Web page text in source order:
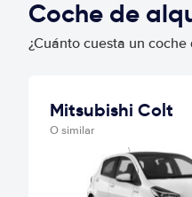
Coche de
¿Cuánto cuesta un
Mitsubishi Colt
O similar